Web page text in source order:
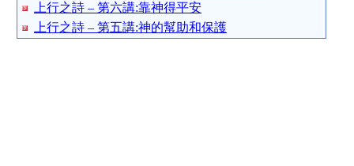
上行之詩 – 第六講:靠神得平安
上行之詩 – 第五講:神的幫助和保護